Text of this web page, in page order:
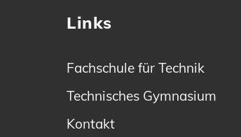
Links
Fachschule für Technik
Technisches Gymnasium
Kontakt